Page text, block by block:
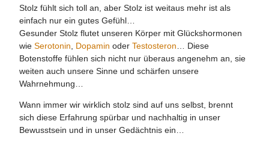
Stolz fühlt sich toll an, aber Stolz ist weitaus mehr ist als
einfach nur ein gutes Gefühl…
Gesunder Stolz flutet unseren Körper mit Glückshormonen
wieSerotonin Dopamin oderTestosteron … Diese
Botenstoffe fühlen sich nicht nur überaus angenehm an, sie
weiten auch unsere Sinne und schärfen unsere
Wahrnehmung…
Wann immer wir wirklich stolz sind auf uns selbst, brennt
sich diese Erfahrung spürbar und nachhaltig in unser
Bewusstsein und in unser Gedächtnis ein…